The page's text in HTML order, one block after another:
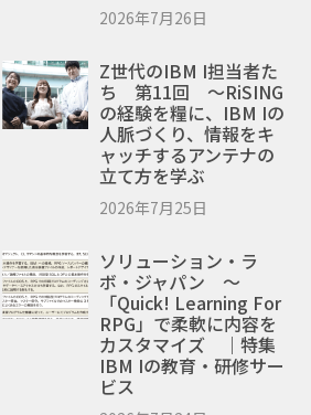
2026年7月26日
Z世代のIBM I担当者た
ち 第11回 ～RiSING
の経験を糧に、IBM Iの
人脈づくり、情報をキ
ャッチするアンテナの
立て方を学ぶ
2026年7月25日
ソリューション・ラ
ボ・ジャパン ～
「Quick! Learning For
RPG」で柔軟に内容を
カスタマイズ ｜特集
IBM Iの教育・研修サー
ビス